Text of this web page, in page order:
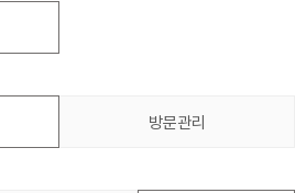
방문관리